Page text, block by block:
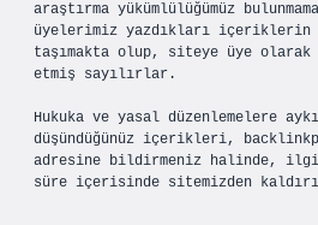
araştırma yükümlülüğümüz
üyelerimiz yazdıkları içeriklerin
taşımakta olup, siteye üye olarak
etmiş sayılırlar.
Hukuka ve yasal düzenlemelere
düşündüğünüz içerikleri,
adresine bildirmeniz halinde,
süre içerisinde sitemizden